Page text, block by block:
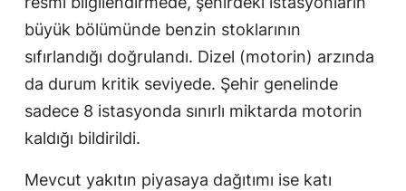
büyük bölümünde benzin stoklarının
sıfırlandığı doğrulandı. Dizel (motorin) arzında
da durum kritik seviyede. Şehir genelinde
sadece 8 istasyonda sınırlı miktarda motorin
kaldığı bildirildi.
Mevcut yakıtın piyasaya dağıtımı ise katı